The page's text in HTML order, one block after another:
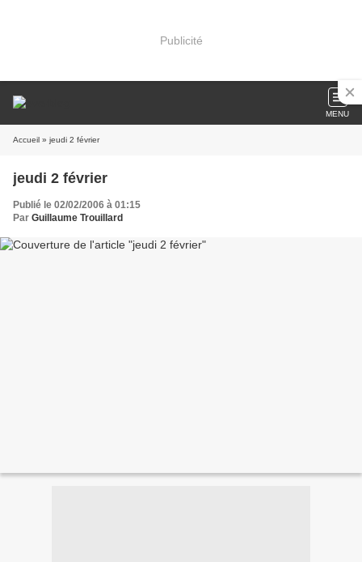
Publicité
MENU
Accueil » jeudi 2 février
jeudi 2 février
Publié le 02/02/2006 à 01:15
Par Guillaume Trouillard